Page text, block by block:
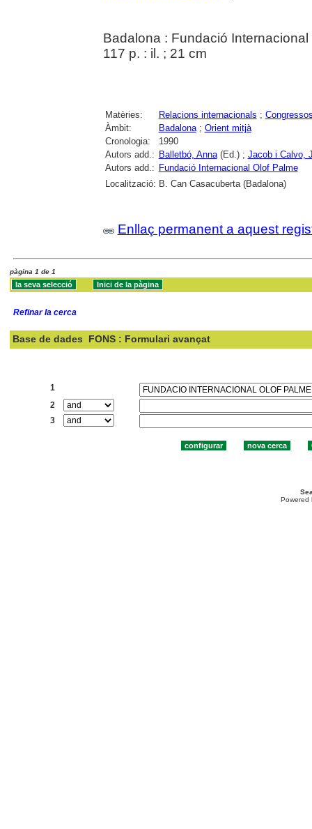
Badalona : Fundació
117 p. : il. ; 21 cm
Matèries: Relacions internacionals ;
Àmbit:
Badalona; Orient mitjà
Cronologia:
1990
Autors add.: Balletbó, Anna(Ed.) ; Jacob i Calvo,
Autors add.: Fundació Internacional Olof Palme
Localització: B. Can Casacuberta (Badalona)
Enllaç permanent a aquest
pàgina 1 de 1
Refinar la cerca
Base de dades FONS : Formulari avançat
1
2
3
Powered